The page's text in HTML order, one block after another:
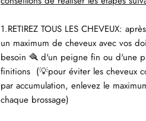
1.RETIREZ TOUS LES CHEVEUX:
un maximum de cheveux avec vos
besoin 🪮 d'un peigne fin ou d'une
finitions (💡pour éviter les cheveux
par accumulation, enlevez le
chaque brossage)